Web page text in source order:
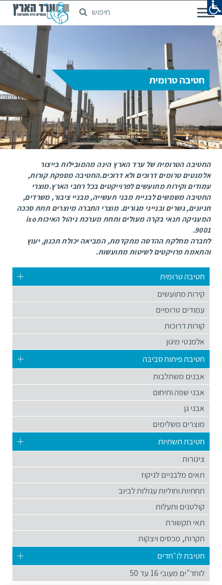
דלג
לתוכן
חיפוש
חטיבה טרומית
החטיבה הטרומית של ערד הארץ הינה מהמובילות בייצור
אלמנטים טרומים דרוכים ולא דרוכים.החטיבה מספקת קורות,
עמודים וקירות מתועשים לפרוייקטים בכל רחבי הארץ.מוצרי
החטיבה משמשים לבניית מבני תעשייה, מבניי ציבור, משרדים,
חניונים, גשרים ובנייני מגורים. מוצרי החברה מיוצרים תחת סככה
המעניקה תנאי בקרה מעולים ותחת מערכת ניהול האיכות iso
9001.
לחברה מחלקת ההדסה מתקדמת, המביאה יכולת תכנון, יעוץ
והתאמת פרויקטים לשיטות מתועשות.
חטיבה טרומית
קירות מתועשים
עמודים טרומיים
קורות דרוכות
אלמנטי מיגון
חטיבת פיתוח סביבה
אבנים משתלבות
אבני שפה ותיחום
אבני גן
מוצרים משלימים
חטיבת תשתיות
צינורות
תאים מלבניים לניקוז
תחתיות וחוליות עגולות לביוב
קולטנים ותעלות
תאי תקשורת
תקרות, מכסים ויצקות
חטיבת לו״חדים
לוחד"ים מעובי 16 עד 50